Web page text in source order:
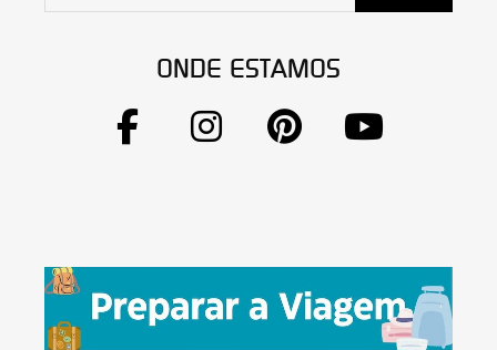
ONDE ESTAMOS